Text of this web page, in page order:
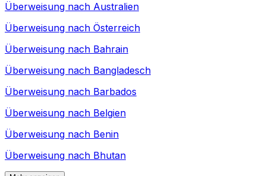
Überweisung nach Australien
Überweisung nach Österreich
Überweisung nach Bahrain
Überweisung nach Bangladesch
Überweisung nach Barbados
Überweisung nach Belgien
Überweisung nach Benin
Überweisung nach Bhutan